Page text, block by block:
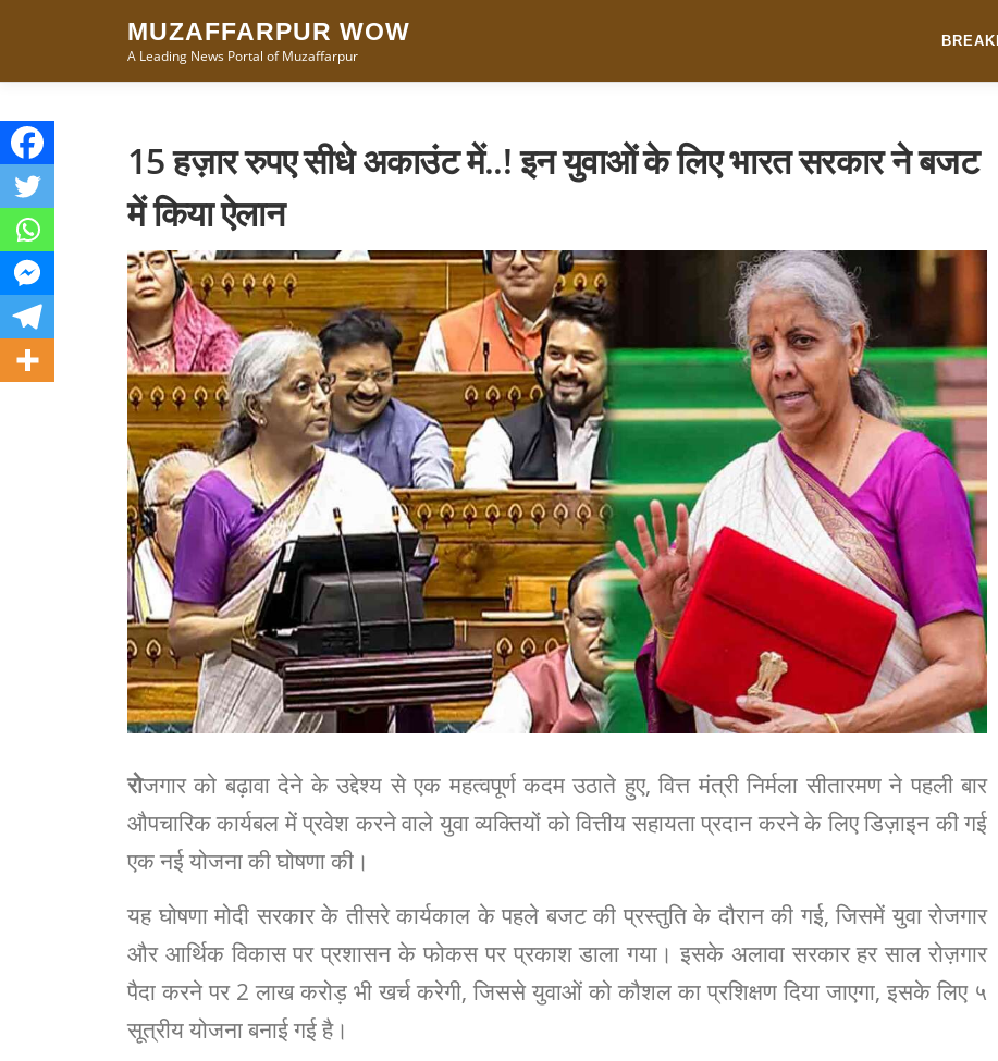
MUZAFFARPUR WOW
A Leading News Portal of Muzaffarpur
15 हज़ार रुपए सीधे अकाउंट में..! इन युवाओं के लिए भारत सरकार ने बजट
में किया ऐलान
रोजगार को बढ़ावा देने के उद्देश्य से एक महत्वपूर्ण कदम उठाते हुए, वित्त मंत्री निर्मला सीतारमण ने पहली बार
औपचारिक कार्यबल में प्रवेश करने वाले युवा व्यक्तियों को वित्तीय सहायता प्रदान करने के लिए डिज़ाइन की गई
एक नई योजना की घोषणा की।
यह घोषणा मोदी सरकार के तीसरे कार्यकाल के पहले बजट की प्रस्तुति के दौरान की गई, जिसमें युवा रोजगार
और आर्थिक विकास पर प्रशासन के फोकस पर प्रकाश डाला गया। इसके अलावा सरकार हर साल रोज़गार
पैदा करने पर 2 लाख करोड़ भी खर्च करेगी, जिससे युवाओं को कौशल का प्रशिक्षण दिया जाएगा, इसके लिए ५
सूत्रीय योजना बनाई गई है।